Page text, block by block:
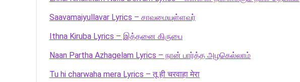
Saavamaiyullavar Lyrics – சாவமையுள்ளவர்
Ithna Kiruba Lyrics – இத்தனை கிருபை
Naan Partha Azhagelam Lyrics – நான் பார்த்த அழகெல்லாம்
Tu hi charwaha mera Lyrics – तू ही चरवाहा मेरा